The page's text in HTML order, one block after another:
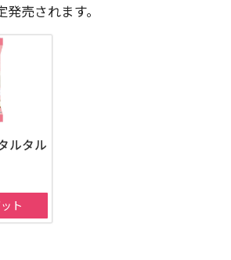
発売されます。
ルタル
ト